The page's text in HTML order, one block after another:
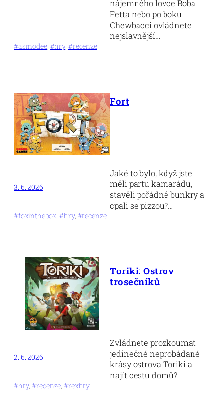
nájemného lovce Boba
Fetta nebo po boku
Chewbacci ovládnete
nejslavnější…
#asmodee, #hry, #recenze
Fort
3. 6. 2026
Jaké to bylo, když jste
měli partu kamarádu,
stavěli pořádné bunkry a
cpali se pizzou?…
#foxinthebox, #hry, #recenze
Toriki: Ostrov
trosečníků
2. 6. 2026
Zvládnete prozkoumat
jedinečné neprobádané
krásy ostrova Toriki a
najít cestu domů?
#hry, #recenze, #rexhry